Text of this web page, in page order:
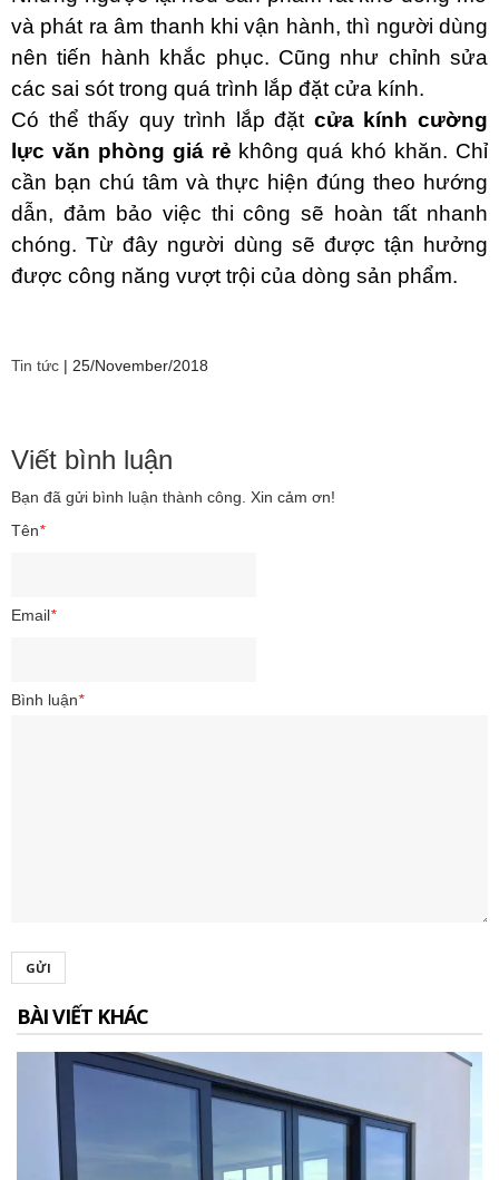
và phát ra âm thanh khi vận hành, thì người dùng
nên tiến hành khắc phục. Cũng như chỉnh sửa
các sai sót trong quá trình lắp đặt cửa kính.
Có thể thấy quy trình lắp đặt cửa kính cường
lực văn phòng giá rẻ không quá khó khăn. Chỉ
cần bạn chú tâm và thực hiện đúng theo hướng
dẫn, đảm bảo việc thi công sẽ hoàn tất nhanh
chóng. Từ đây người dùng sẽ được tận hưởng
được công năng vượt trội của dòng sản phẩm.
Tin tức | 25/November/2018
Viết bình luận
Bạn đã gửi bình luận thành công. Xin cảm ơn!
Tên*
Email*
Bình luận*
GỬI
BÀI VIẾT KHÁC